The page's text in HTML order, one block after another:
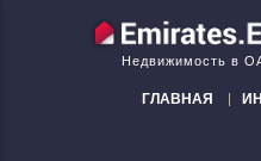
Недвижимость в
ГЛАВНАЯ